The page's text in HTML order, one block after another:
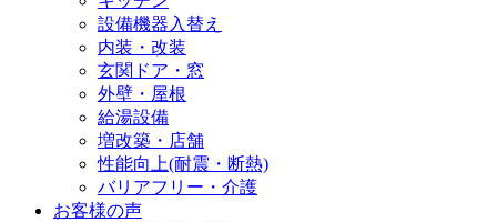
設備機器入替え
内装・改装
玄関ドア・窓
外壁・屋根
給湯設備
増改築・店舗
性能向上(耐震・断熱)
バリアフリー・介護
お客様の声